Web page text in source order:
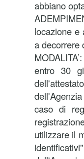
abbiano
locazione
a decorrere
entro 30
caso di
utilizzare il